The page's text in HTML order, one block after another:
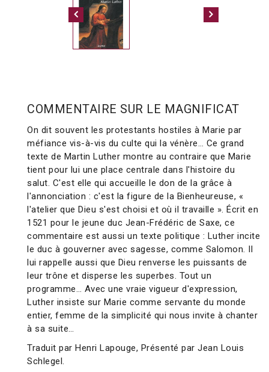
COMMENTAIRE SUR LE MAGNIFICAT
On dit souvent les protestants hostiles à Marie par
méfiance vis-à-vis du culte qui la vénère… Ce grand
texte de Martin Luther montre au contraire que Marie
tient pour lui une place centrale dans l'histoire du
salut. C'est elle qui accueille le don de la grâce à
l'annonciation : c'est la figure de la Bienheureuse, «
l'atelier que Dieu s'est choisi et où il travaille ». Écrit en
1521 pour le jeune duc Jean-Frédéric de Saxe, ce
commentaire est aussi un texte politique : Luther incite
le duc à gouverner avec sagesse, comme Salomon. Il
lui rappelle aussi que Dieu renverse les puissants de
leur trône et disperse les superbes. Tout un
programme… Avec une vraie vigueur d'expression,
Luther insiste sur Marie comme servante du monde
entier, femme de la simplicité qui nous invite à chanter
à sa suite…
Traduit par Henri Lapouge, Présenté par Jean Louis
Schlegel.